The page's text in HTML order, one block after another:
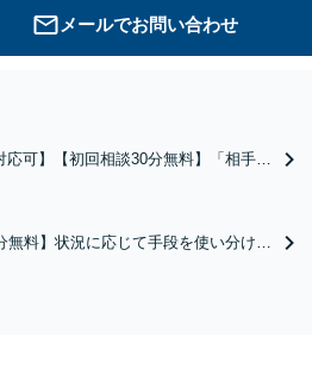
メールでお問い合わせ
応可】【初回相談30分無料】「相手方
額交渉も対応可」【完全個室対応】
無料】状況に応じて手段を使い分け、